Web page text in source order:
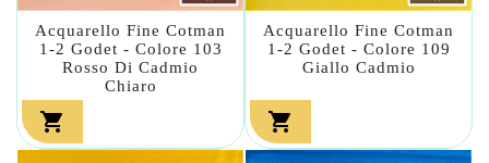
Acquarello Fine Cotman
1-2 Godet - Colore 103
Rosso Di Cadmio
Chiaro

Acquarello Fine Cotman
1-2 Godet - Colore 109
Giallo Cadmio
